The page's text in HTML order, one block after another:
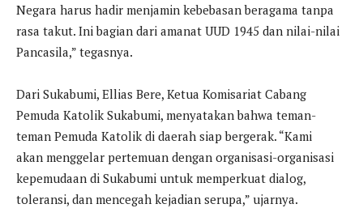
Negara harus hadir menjamin kebebasan beragama tanpa
rasa takut. Ini bagian dari amanat UUD 1945 dan nilai-nilai
Pancasila,” tegasnya.
Dari Sukabumi, Ellias Bere, Ketua Komisariat Cabang
Pemuda Katolik Sukabumi, menyatakan bahwa teman-
teman Pemuda Katolik di daerah siap bergerak. “Kami
akan menggelar pertemuan dengan organisasi-organisasi
kepemudaan di Sukabumi untuk memperkuat dialog,
toleransi, dan mencegah kejadian serupa,” ujarnya.